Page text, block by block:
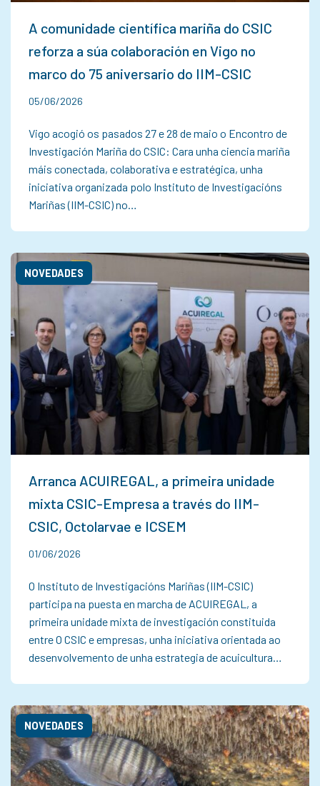
A comunidade científica mariña do CSIC
reforza a súa colaboración en Vigo no
marco do 75 aniversario do IIM-CSIC
05/06/2026
Vigo acogió os pasados 27 e 28 de maio o Encontro de
Investigación Mariña do CSIC: Cara unha ciencia mariña
máis conectada, colaborativa e estratégica, unha
iniciativa organizada polo Instituto de Investigacións
Mariñas (IIM-CSIC) no…
Arranca ACUIREGAL, a primeira unidade
mixta CSIC-Empresa a través do IIM-
CSIC, Octolarvae e ICSEM
NOVEDADES
01/06/2026
O Instituto de Investigacións Mariñas (IIM-CSIC)
participa na puesta en marcha de ACUIREGAL, a
primeira unidade mixta de investigación constituida
entre O CSIC e empresas, unha iniciativa orientada ao
desenvolvemento de unha estrategia de acuicultura…
NOVEDADES